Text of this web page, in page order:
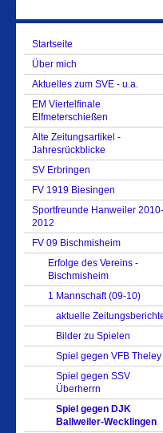
Startseite
Über mich
Aktuelles zum SVE - u.a.
EM Viertelfinale
Elfmeterschießen
Alte Zeitungsartikel -
Jahresrückblicke
SV Erbringen
FV 1919 Biesingen
Sportfreunde Hanweiler 2010-
2012
FV 09 Bischmisheim
Erfolge des Vereins -
Bischmisheim
1 Mannschaft (09-10)
aktuelle
Bilder zu Spielen
Spiel gegen VFB Theley
Spiel gegen SSV
Überherrn
Spiel gegen DJK
Ballweiler-Wecklingen